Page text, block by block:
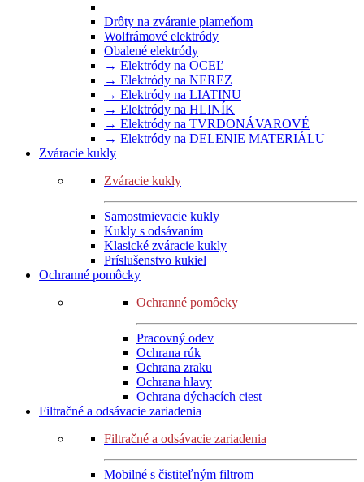
Drôty na zváranie plameňom
Wolfrámové elektródy
Obalené elektródy
→ Elektródy na OCEĽ
→ Elektródy na NEREZ
→ Elektródy na LIATINU
→ Elektródy na HLINÍK
→ Elektródy na TVRDONÁVAROVÉ
→ Elektródy na DELENIE MATERIÁLU
Zváracie kukly
Zváracie kukly
Samostmievacie kukly
Kukly s odsávaním
Klasické zváracie kukly
Príslušenstvo kukiel
Ochranné pomôcky
Ochranné pomôcky
Pracovný odev
Ochrana rúk
Ochrana zraku
Ochrana hlavy
Ochrana dýchacích ciest
Filtračné a odsávacie zariadenia
Filtračné a odsávacie zariadenia
Mobilné s čistiteľným filtrom